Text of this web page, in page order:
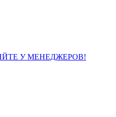
У МЕНЕДЖЕРОВ!